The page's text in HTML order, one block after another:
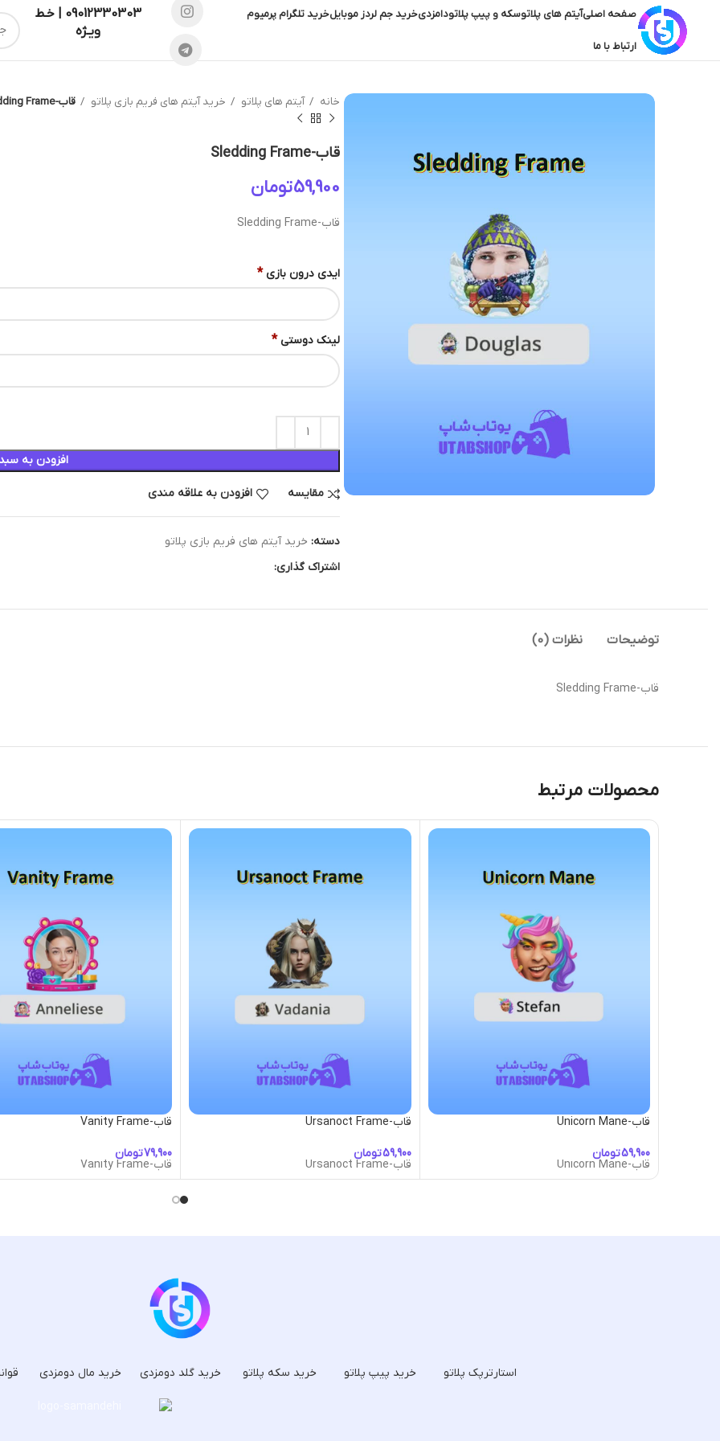
صفحه اصلیآیتم های پلاتوسکه و پیپ پلاتودامزدیخرید جم لردز موبایلخرید تلگرام پرمیوم
ارتباط با ما
09012330303 | خـط
ویـژه
خانه آیتم های پلاتو خرید آیتم های فریم بازی پلاتو قاب-Sledding Frame
قاب-Sledding Frame
تومان
قاب-Sledding Frame
ایدی درون بازی *
لینک دوستی *
افزودن به
مقایسه افزودن به علاقه مندی
دسته: خرید آیتم های فریم بازی پلاتو
اشتراک گذاری:
توضیحات نظرات (0)
قاب-Sledding Frame
محصولات مرتبط
قاب-Unicorn Mane
تومان
قاب-Unicorn Mane
قاب-Ursanoct Frame
تومان
قاب-Ursanoct Frame
قاب-Vanity Frame
تومان
قاب-Vanity Frame
استارترپک پلاتو خرید پیپ پلاتو خرید سکه پلاتو خرید گلد دومزدی خرید مال دومزدی